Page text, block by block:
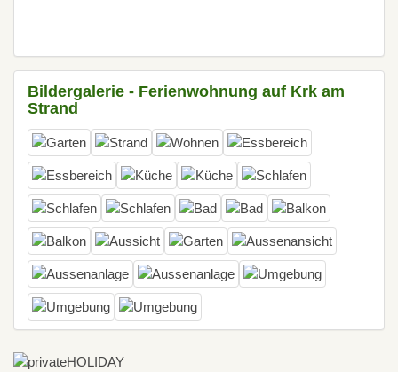
Bildergalerie - Ferienwohnung auf Krk am
Strand